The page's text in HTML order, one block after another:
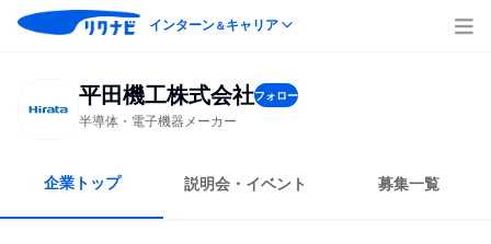
インターン＆キャリア
平田機工株式会社フォロー
半導体・電子機器メーカー
企業トップ 説明会・イベント 募集一覧